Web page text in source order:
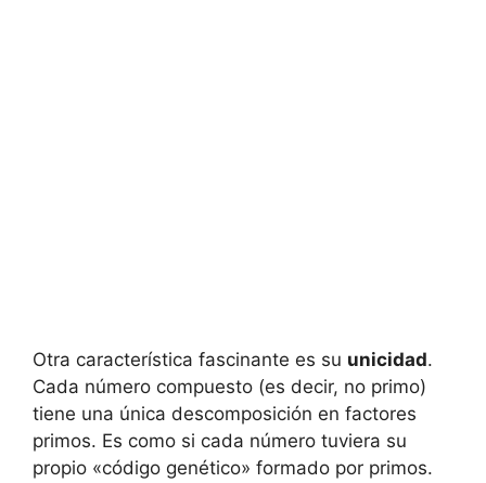
Otra característica fascinante es su unicidad.
Cada número compuesto (es decir, no primo)
tiene una única descomposición en factores
primos. Es como si cada número tuviera su
propio «código genético» formado por primos.